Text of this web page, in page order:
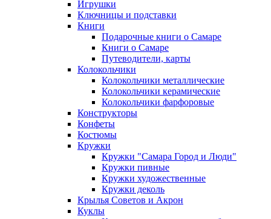
Игрушки
Ключницы и подставки
Книги
Подарочные книги о Самаре
Книги о Самаре
Путеводители, карты
Колокольчики
Колокольчики металлические
Колокольчики керамические
Колокольчики фарфоровые
Конструкторы
Конфеты
Костюмы
Кружки
Кружки "Самара Город и Люди"
Кружки пивные
Кружки художественные
Кружки деколь
Крылья Советов и Акрон
Куклы